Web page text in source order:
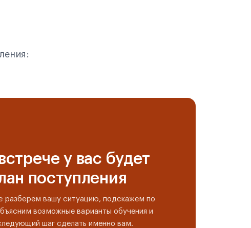
у вас будет
поступления
разберём вашу ситуацию, подскажем по
возможные варианты обучения и
шаг сделать именно вам.